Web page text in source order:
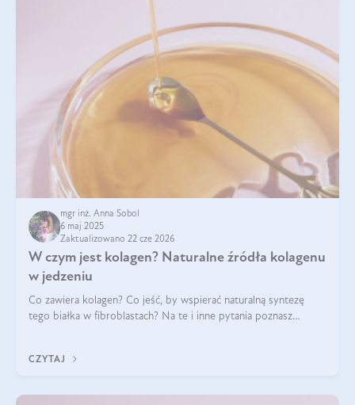
mgr inż. Anna Sobol
6 maj 2025
Zaktualizowano 22 cze 2026
W czym jest kolagen? Naturalne źródła kolagenu
w jedzeniu
Co zawiera kolagen? Co jeść, by wspierać naturalną syntezę
tego białka w fibroblastach? Na te i inne pytania poznasz
CZYTAJ